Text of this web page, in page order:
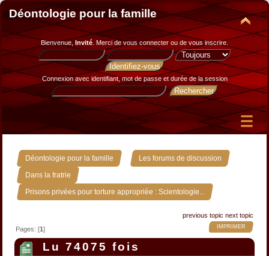
Déontologie pour la famille
Bienvenue, Invité. Merci devous connecter ou de vous inscrire.
Connexion avec identifiant, mot de passe et durée de la session
Déontologie pour la famille » Les forums de discussion »
Dans la fratrie »
Prisons privées pour torture appropriée : Scientologie...
previous topic next topic
IMPRIMER
Pages: [1]
Lu 74075 fois